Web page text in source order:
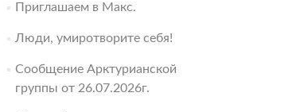
Приглашаем в Макс.
Люди, умиротворите себя!
Сообщение Арктурианской
группы от 26.07.2026г.